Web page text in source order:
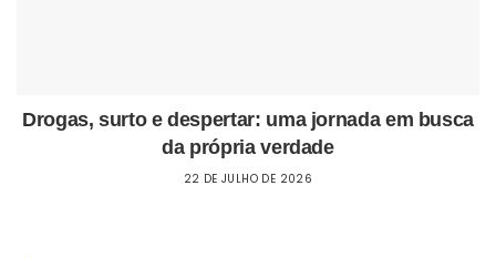
Drogas, surto e despertar: uma jornada em busca
da própria verdade
22 DE JULHO DE 2026